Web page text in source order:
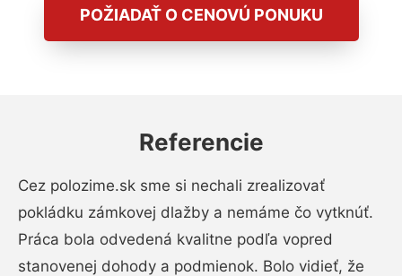
POŽIADAŤ O CENOVÚ PONUKU
Referencie
Cez polozime.sk sme si nechali zrealizovať
pokládku zámkovej dlažby a nemáme čo vytknúť.
Práca bola odvedená kvalitne podľa vopred
stanovenej dohody a podmienok. Bolo vidieť, že